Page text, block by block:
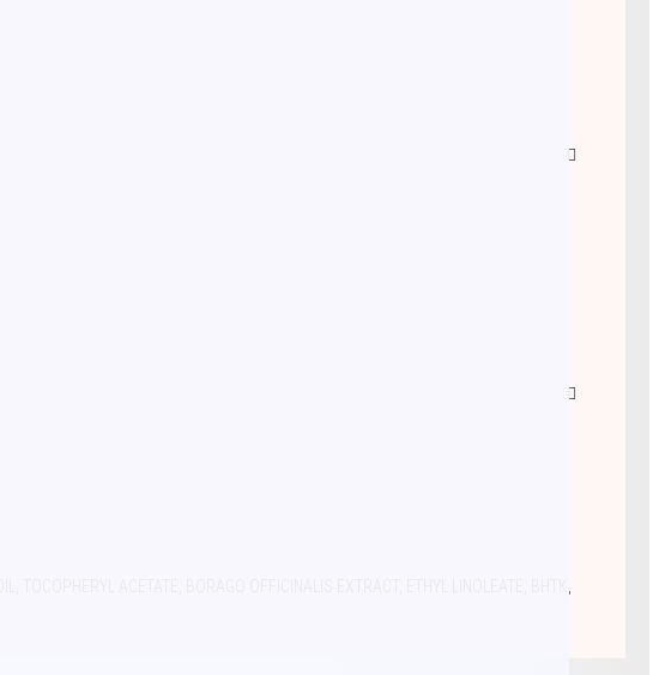
ACETATE, BORAGO OFFICINALIS EXTRACT, ETHYL LINOLEATE, BHTK,